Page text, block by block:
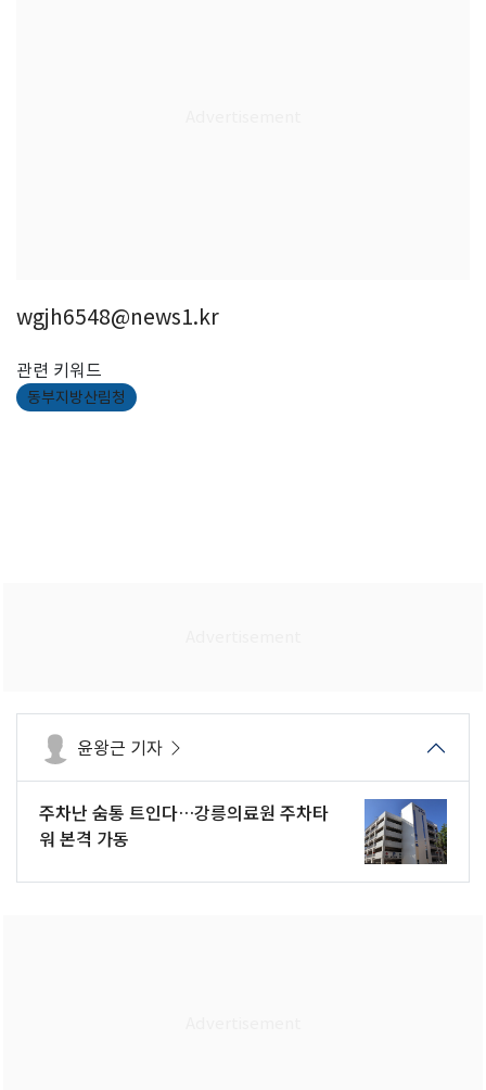
wgjh6548@news1.kr
관련 키워드
동부지방산림청
윤왕근 기자
주차난 숨통 트인다…강릉의료원 주차타
워 본격 가동